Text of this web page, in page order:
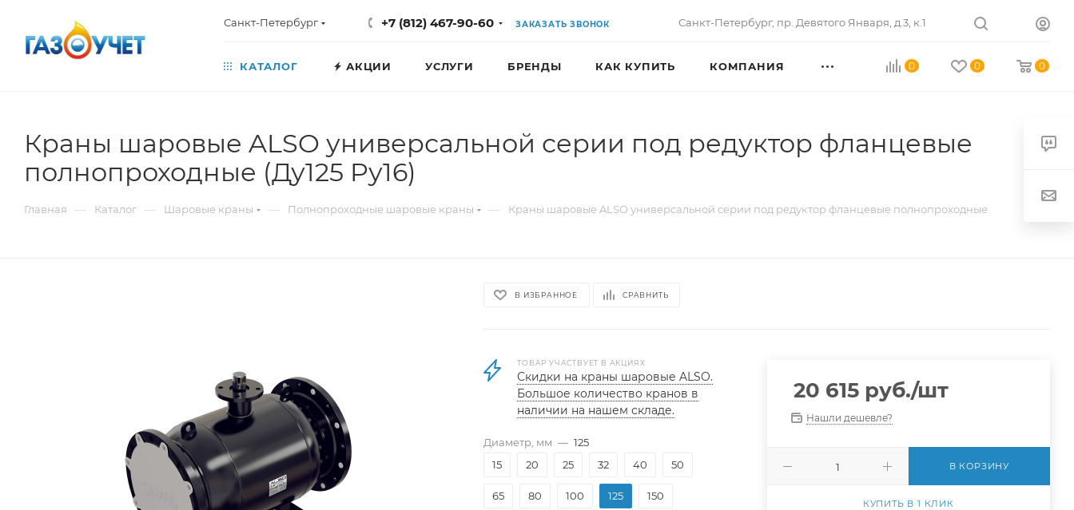
Санкт-Петербург +7 (812) 467-90-60 ЗАКАЗАТЬ ЗВОНОК Санкт-Петербург, пр. Девятого Января, д.3, к.1
0 0 0
КАТАЛОГ АКЦИИ УСЛУГИ БРЕНДЫ КАК КУПИТЬ КОМПАНИЯ
Краны шаровые ALSO универсальной серии под редуктор фланцевые
полнопроходные (Ду125 Pу16)
Главная — Каталог — Шаровые краны — Полнопроходные шаровые краны — Краны шаровые ALSO универсальной серии под редуктор фланцевые полнопроходные
В ИЗБРАННОЕ СРАВНИТЬ
ТОВАР УЧАСТВУЕТ В АКЦИЯХ
Скидки на краны шаровые ALSO.
Большое количество кранов в
наличии на нашем складе.
Диаметр, мм — 125
15
20 25 32 40 50
65 80 100 125 150
20 615руб./шт
Нашли дешевле?
В КОРЗИНУ
КУПИТЬ В 1 КЛИК